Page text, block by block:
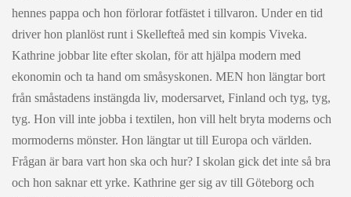
hennes pappa och hon förlorar fotfästet i tillvaron. Under en tid
driver hon planlöst runt i Skellefteå med sin kompis Viveka.
Kathrine jobbar lite efter skolan, för att hjälpa modern med
ekonomin och ta hand om småsyskonen. MEN hon längtar bort
från småstadens instängda liv, modersarvet, Finland och tyg, tyg,
tyg. Hon vill inte jobba i textilen, hon vill helt bryta moderns och
mormoderns mönster. Hon längtar ut till Europa och världen.
Frågan är bara vart hon ska och hur? I skolan gick det inte så bra
och hon saknar ett yrke. Kathrine ger sig av till Göteborg och